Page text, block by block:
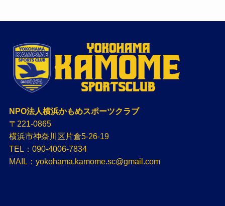
NPO法人横浜かもめスポーツクラブ
〒221-0865
横浜市神奈川区片倉5-26-19
TEL：090-4006-7834
MAIL：yokohama.kamome.sc@gmail.com